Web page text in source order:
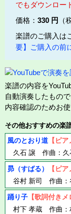
でもダウンロー
価格： 330 円
（
楽譜のご購入は
要】ご購入の前
楽譜の内容を
自動演奏したもの
内容確認のためお使
その他おすすめの楽
風のとおり道 【ピア
久石 譲 作曲：久
昴（すばる）
【ピ
谷村 新司 作曲：
踊り子 【歌詞付きメ
村下 孝蔵 作曲：